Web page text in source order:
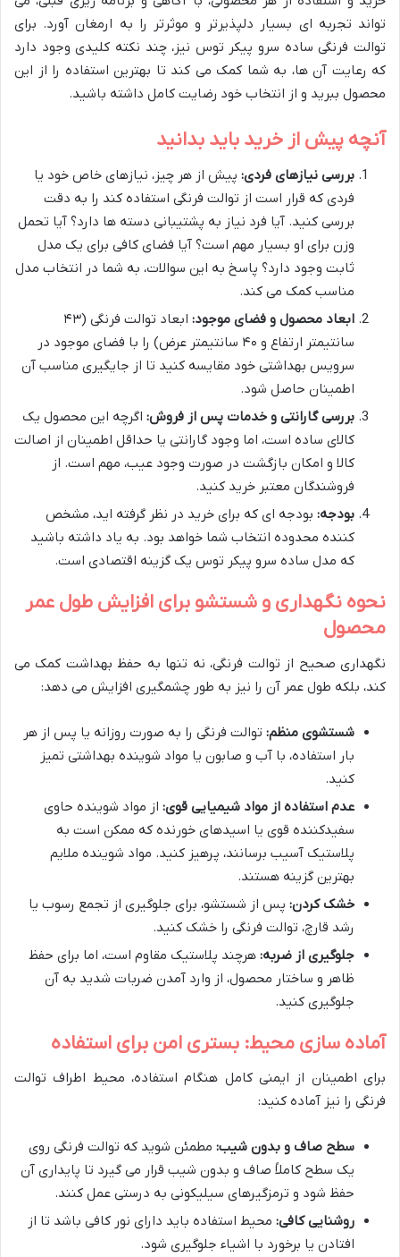
تواند تجربه ای بسیار دلپذیرتر و موثرتر را به ارمغان آورد. برای
توالت فرنگی ساده سرو پیکر توس نیز، چند نکته کلیدی وجود دارد
که رعایت آن ها، به شما کمک می کند تا بهترین استفاده را از این
محصول ببرید و از انتخاب خود رضایت کامل داشته باشید.
آنچه پیش از خرید باید بدانید
بررسی نیازهای فردی: پیش از هر چیز، نیازهای خاص خود یا
فردی که قرار است از توالت فرنگی استفاده کند را به دقت
بررسی کنید. آیا فرد نیاز به پشتیبانی دسته ها دارد؟ آیا تحمل
وزن برای او بسیار مهم است؟ آیا فضای کافی برای یک مدل
ثابت وجود دارد؟ پاسخ به این سوالات، به شما در انتخاب مدل
مناسب کمک می کند.
ابعاد محصول و فضای موجود:
ابعاد توالت فرنگی (۴۳
سانتیمتر ارتفاع و ۴۰ سانتیمتر عرض) را با فضای موجود در
سرویس بهداشتی خود مقایسه کنید تا از جایگیری مناسب آن
اطمینان حاصل شود.
بررسی گارانتی و خدمات پس از فروش: اگرچه این محصول یک
کالای ساده است، اما وجود گارانتی یا حداقل اطمینان از اصالت
کالا و امکان بازگشت در صورت وجود عیب، مهم است. از
فروشندگان معتبر خرید کنید.
بودجه: بودجه ای که برای خرید در نظر گرفته اید، مشخص
کننده محدوده انتخاب شما خواهد بود. به یاد داشته باشید
که مدل ساده سرو پیکر توس یک گزینه اقتصادی است.
نحوه نگهداری و شستشو برای افزایش طول عمر
محصول
نگهداری صحیح از توالت فرنگی، نه تنها به حفظ بهداشت کمک می
کند، بلکه طول عمر آن را نیز به طور چشمگیری افزایش می دهد:
شستشوی منظم: توالت فرنگی را به صورت روزانه یا پس از هر
بار استفاده، با آب و صابون یا مواد شوینده بهداشتی تمیز
کنید.
عدم استفاده از مواد شیمیایی قوی: از مواد شوینده حاوی
سفیدکننده قوی یا اسیدهای خورنده که ممکن است به
پلاستیک آسیب برسانند، پرهیز کنید. مواد شوینده ملایم
بهترین گزینه هستند.
خشک کردن: پس از شستشو، برای جلوگیری از تجمع رسوب یا
رشد قارچ، توالت فرنگی را خشک کنید.
جلوگیری از ضربه: هرچند پلاستیک مقاوم است، اما برای حفظ
ظاهر و ساختار محصول، از وارد آمدن ضربات شدید به آن
جلوگیری کنید.
آماده سازی محیط: بستری امن برای استفاده
برای اطمینان از ایمنی کامل هنگام استفاده، محیط اطراف توالت
فرنگی را نیز آماده کنید:
سطح صاف و بدون شیب: مطمئن شوید که توالت فرنگی روی
یک سطح کاملاً صاف و بدون شیب قرار می گیرد تا پایداری آن
حفظ شود و ترمزگیرهای سیلیکونی به درستی عمل کنند.
روشنایی کافی: محیط استفاده باید دارای نور کافی باشد تا از
افتادن یا برخورد با اشیاء جلوگیری شود.